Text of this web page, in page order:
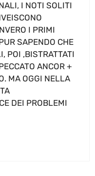
I NOTI SOLITI
I PRIMI
SAPENDO CHE
POI ,BISTRATTATI
ANCOR +
MA OGGI NELLA
DEI PROBLEMI